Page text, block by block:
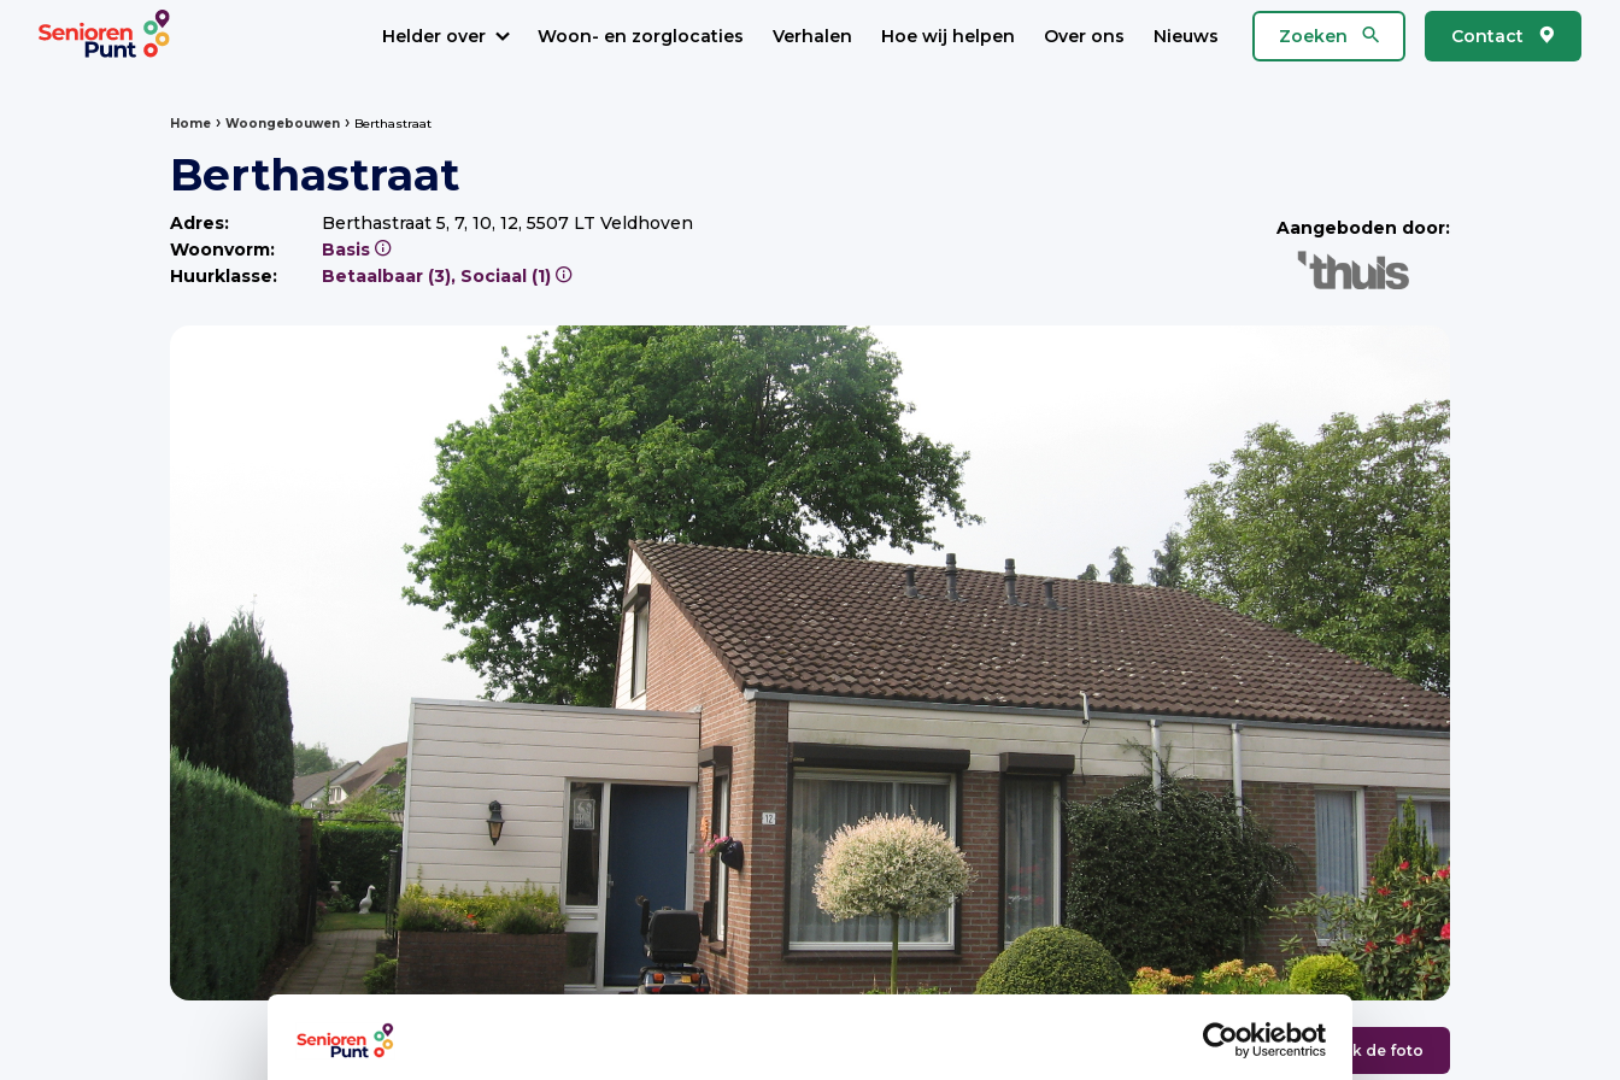
Helder over Woon- en zorglocaties Verhalen Hoe wij helpen Over ons Nieuws Zoeken Contact
Home ›Woongebouwen › Berthastraat
Berthastraat
Adres:
Berthastraat 5, 7, 10, 12, 5507 LT Veldhoven
Woonvorm:
Basis
Huurklasse:
Betaalbaar (3), Sociaal (1)
Aangeboden door:
Bekijk de foto